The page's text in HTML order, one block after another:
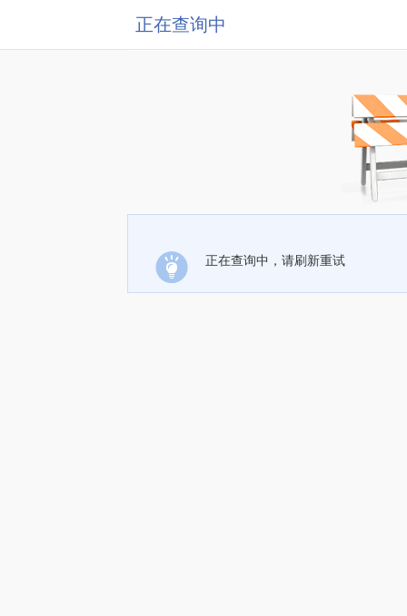
正在查询中
正在查询中，请刷新重试